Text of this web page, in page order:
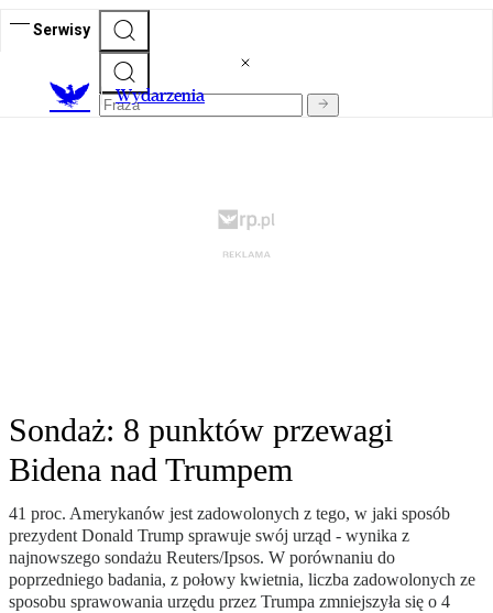
Serwisy
Wydarzenia
Sondaż: 8 punktów przewagi
Bidena nad Trumpem
41 proc. Amerykanów jest zadowolonych z tego, w jaki sposób
prezydent Donald Trump sprawuje swój urząd - wynika z
najnowszego sondażu Reuters/Ipsos. W porównaniu do
poprzedniego badania, z połowy kwietnia, liczba zadowolonych ze
sposobu sprawowania urzędu przez Trumpa zmniejszyła się o 4